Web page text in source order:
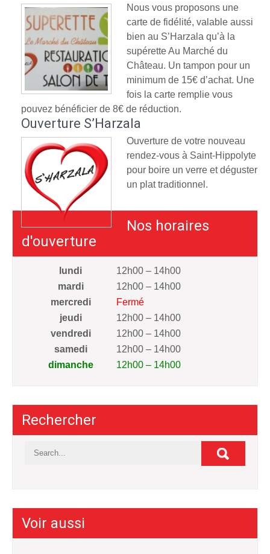
Nous vous proposons une
carte de fidélité, valable aussi
bien au S’Harzala qu’à la
supérette Au Marché du
Château. Un tampon pour un
minimum de 15€ d’achat. Une
fois la carte remplie vous
pouvez bénéficier de 8€ de réduction.
Ouverture S’Harzala
Ouverture de votre nouveau
rendez-vous à Saint-Hippolyte
pour boire un verre et déguster
un plat traditionnel.
Nos horaires
d'ouverture
lundi
12h00 – 14h00
mardi
12h00 – 14h00
mercredi
Fermé
jeudi
12h00 – 14h00
vendredi
12h00 – 14h00
samedi
12h00 – 14h00
dimanche
12h00 – 14h00
Rechercher
Voir aussi